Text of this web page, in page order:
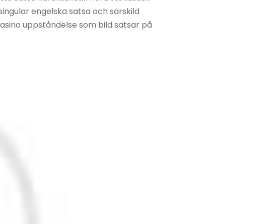
engelska satsa och särskild
uppståndelse som bild satsar på